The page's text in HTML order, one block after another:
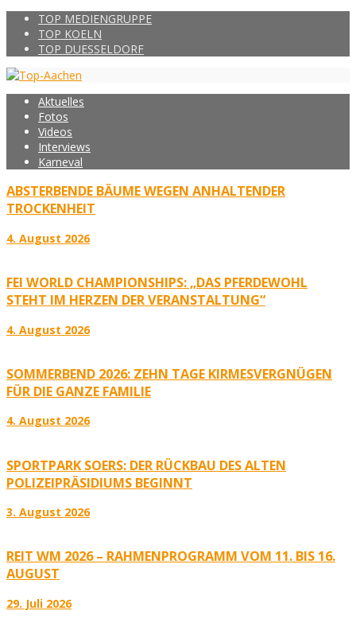
TOP MEDIENGRUPPE
TOP KOELN
TOP DUESSELDORF
Aktuelles
Fotos
Videos
Interviews
Karneval
ABSTERBENDE BÄUME WEGEN ANHALTENDER
TROCKENHEIT
4. August 2026
FEI WORLD CHAMPIONSHIPS: „DAS PFERDEWOHL
STEHT IM HERZEN DER VERANSTALTUNG“
4. August 2026
SOMMERBEND 2026: ZEHN TAGE KIRMESVERGNÜGEN
FÜR DIE GANZE FAMILIE
4. August 2026
SPORTPARK SOERS: DER RÜCKBAU DES ALTEN
POLIZEIPRÄSIDIUMS BEGINNT
3. August 2026
REIT WM 2026 – RAHMENPROGRAMM VOM 11. BIS 16.
AUGUST
29. Juli 2026